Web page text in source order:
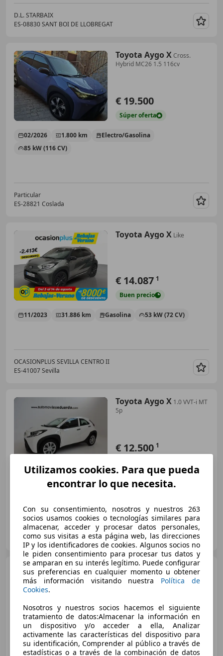
D.L. STARBAIX
ES-08830 SANT BOI DE LLOBREGAT
Toyota Aygo XCross.
Hybrid MC26 1.5 116cv
€ 19.500
Súperoferta
02/2026 1.800 km
Electro/Gasolina
85 kW (116 CV)
Particular
ES-28821 Coslada
Toyota Aygo X Like
€ 14.087 1
Buen precio
11/2023 31.886 km Gasolina 53 kW (72 CV)
OCASIONPLUS SEVILLA CENTRO II
ES-41007 Sevilla
Toyota Aygo X 1.0 VVT-i MT
5p
€ 12.500 1
64.871 km Gasolina 53 kW (72 CV)
AUTOMOVILES EDUARDO.
ES-26006 Logroño - La Rioja
Toyota Aygo X Chic s-CVT
€ 15.590 1
Buen
precio
09/2022 35.382 km Gasolina 53 kW (72 CV)
Utilizamos cookies. Para que pueda
encontrar lo que necesita.
Con su consentimiento, nosotros y nuestros 263
socios usamos cookies o tecnologías similares para
almacenar, acceder y procesar datos personales,
como sus visitas a esta página web, las direcciones
IP y los identificadores de cookies. Algunos socios no
le piden consentimiento para procesar tus datos y
se amparan en su interés legítimo. Puede configurar
sus preferencias en cualquier momento u obtener
más información visitando nuestra Política de
Cookies.
Nosotros y nuestros socios hacemos el siguiente
tratamiento de datos:Almacenar la información en
un dispositivo y/o acceder a ella, Analizar
activamente las características del dispositivo para
su identificación, Comprender al público a través de
estadísticas o a través de la combinación de datos